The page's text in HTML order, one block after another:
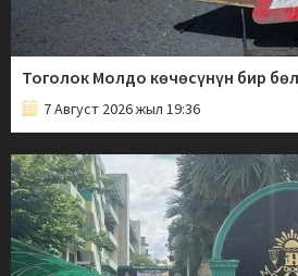
Тоголок Молдо көчөсүнүн бир
7 Август 2026 жыл 19:36